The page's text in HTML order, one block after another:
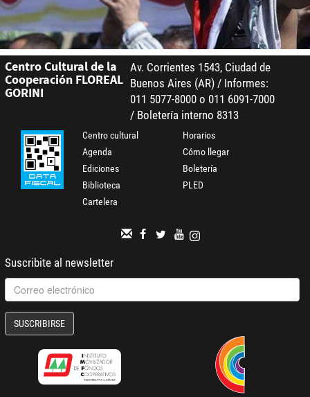
Centro Cultural de la
Cooperación FLOREAL
GORINI
Av. Corrientes 1543, Ciudad de
Buenos Aires (AR) / Informes:
011 5077-8000 o 011 6091-7000
/ Boletería interno 8313
Centro cultural
Agenda
Ediciones
Biblioteca
Cartelera
Horarios
Cómo llegar
Boletería
PLED
Suscribite al newsletter
SUSCRIBIRSE